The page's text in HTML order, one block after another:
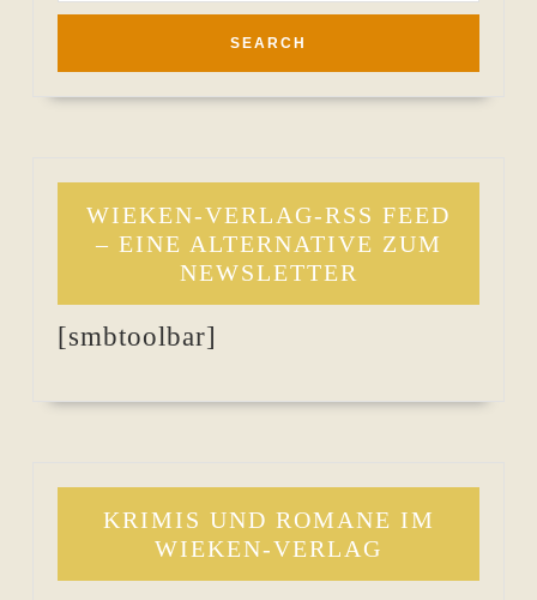
WIEKEN-VERLAG-RSS FEED
– EINE ALTERNATIVE ZUM
NEWSLETTER
[smbtoolbar]
KRIMIS UND ROMANE IM
WIEKEN-VERLAG